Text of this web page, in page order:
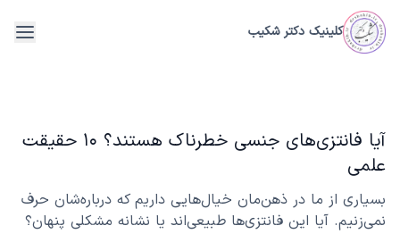
رفتن به محتوای اصلی
کلینیک دکتر شکیب
آیا فانتزی‌های جنسی خطرناک هستند؟ ۱۰ حقیقت
علمی
بسیاری از ما در ذهن‌مان خیال‌هایی داریم که درباره‌شان حرف
نمی‌زنیم. آیا این فانتزی‌ها طبیعی‌اند یا نشانه مشکلی پنهان؟